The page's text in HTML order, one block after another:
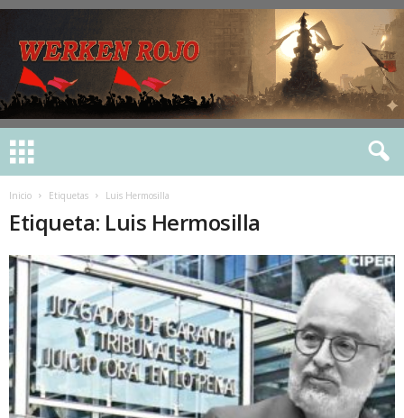
Inicio Etiquetas Luis Hermosilla
Etiqueta: Luis Hermosilla